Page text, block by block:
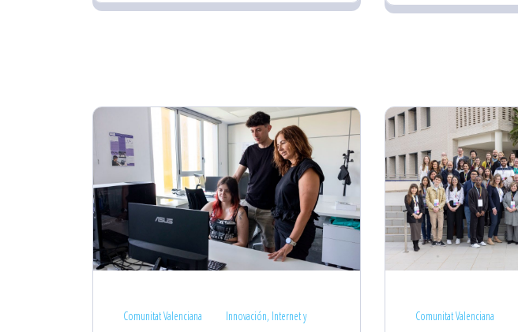
Comunitat Valenciana
Innovación, Internet y
Comunitat Valenciana